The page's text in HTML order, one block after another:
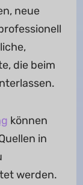
neue
die beim
können
in
werden.